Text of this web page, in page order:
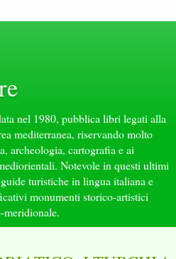
nel 1980, pubblica libri legati alla
mediterranea, riservando molto
archeologia, cartografia e ai
Notevole in questi ultimi
turistiche in lingua italiana e
monumenti storico-artistici
meridionale.